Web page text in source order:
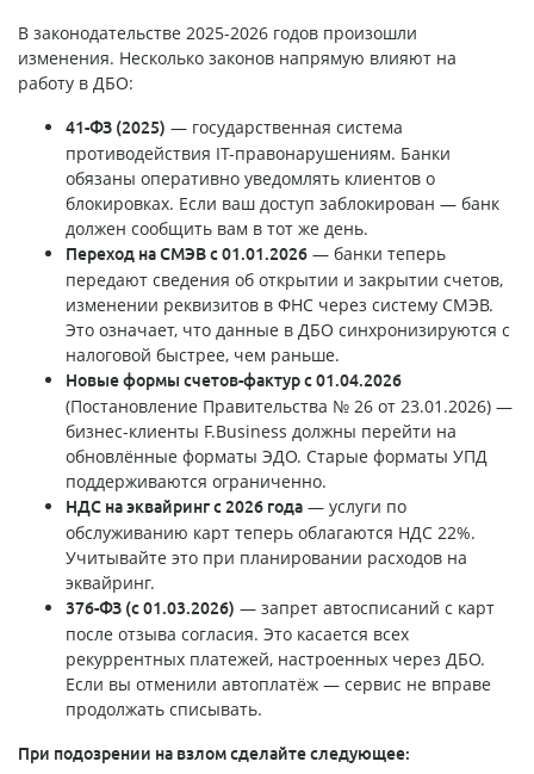
В законодательстве 2025-2026 годов произошли
изменения. Несколько законов напрямую влияют на
работу в ДБО:
41-ФЗ (2025) — государственная система
противодействия IT-правонарушениям. Банки
обязаны оперативно уведомлять клиентов о
блокировках. Если ваш доступ заблокирован — банк
должен сообщить вам в тот же день.
Переход на СМЭВ с 01.01.2026 — банки теперь
передают сведения об открытии и закрытии счетов,
изменении реквизитов в ФНС через систему СМЭВ.
Это означает, что данные в ДБО синхронизируются с
налоговой быстрее, чем раньше.
Новые формы счетов-фактур с 01.04.2026
(Постановление Правительства № 26 от 23.01.2026) —
бизнес-клиенты F.Business должны перейти на
обновлённые форматы ЭДО. Старые форматы УПД
поддерживаются ограниченно.
НДС на эквайринг с 2026 года — услуги по
обслуживанию карт теперь облагаются НДС 22%.
Учитывайте это при планировании расходов на
эквайринг.
376-ФЗ (с 01.03.2026) — запрет автосписаний с карт
после отзыва согласия. Это касается всех
рекуррентных платежей, настроенных через ДБО.
Если вы отменили автоплатёж — сервис не вправе
продолжать списывать.
При подозрении на взлом сделайте следующее: